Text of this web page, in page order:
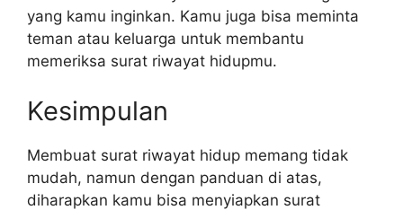
yang kamu inginkan. Kamu juga bisa meminta
teman atau keluarga untuk membantu
memeriksa surat riwayat hidupmu.
Kesimpulan
Membuat surat riwayat hidup memang tidak
mudah, namun dengan panduan di atas,
diharapkan kamu bisa menyiapkan surat